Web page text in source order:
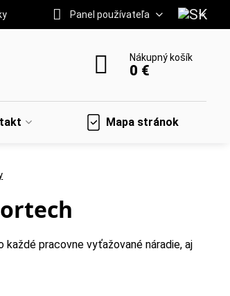
Panel používateľa
Nákupný košík
0 €
Mapa stránok
pracovne vyťažované náradie, aj